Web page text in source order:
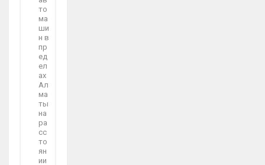
то
ма
ши
н в
пр
ед
ел
ах
Ал
ма
ты
на
ра
сс
то
ян
ии